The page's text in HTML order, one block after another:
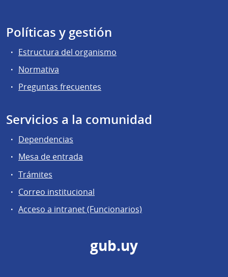
Políticas y gestión
Estructura del organismo
Normativa
Preguntas frecuentes
Servicios a la comunidad
Dependencias
Mesa de entrada
Trámites
Correo institucional
Acceso a intranet (Funcionarios)
gub.uy